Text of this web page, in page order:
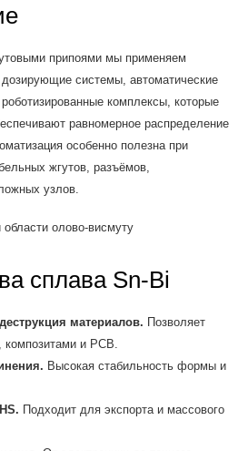
припоями мы применяем
дозирующие системы, автоматические
комплексы, которые
равномерное распределение
особенно полезна при
жгутов, разъёмов,
узлов.
сплава Sn-Bi
материалов. Позволяет
композитами и PCB.
Высокая стабильность формы и
Подходит для экспорта и массового